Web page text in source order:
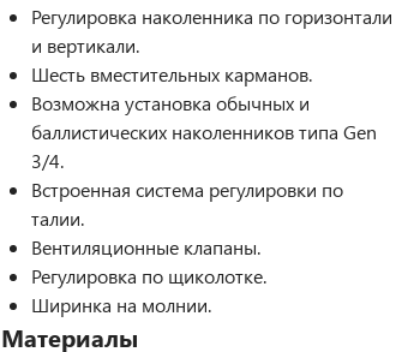
Регулировка наколенника по горизонтали
и вертикали.
Шесть вместительных карманов.
Возможна установка обычных и
баллистических наколенников типа Gen
3/4.
Встроенная система регулировки по
талии.
Вентиляционные клапаны.
Регулировка по щиколотке.
Ширинка на молнии.
Материалы